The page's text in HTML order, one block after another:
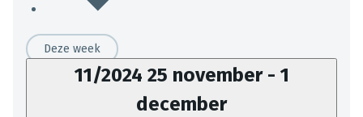
Deze week
11/2024 25 november - 1
december